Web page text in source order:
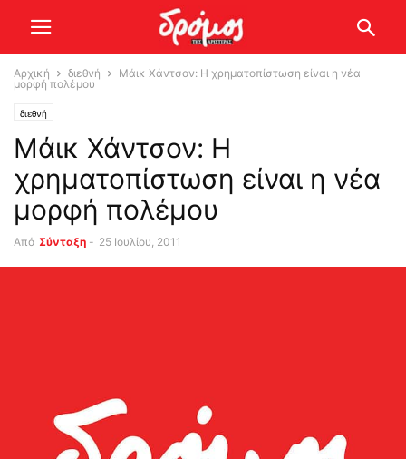
Αρχική διεθνή
Μάικ Χάντσον: Η χρηματοπίστωση είναι η νέα
μορφή πολέμου
διεθνή
Μάικ Χάντσον: Η
χρηματοπίστωση είναι η νέα
μορφή πολέμου
Από Σύνταξη - 25 Ιουλίου, 2011